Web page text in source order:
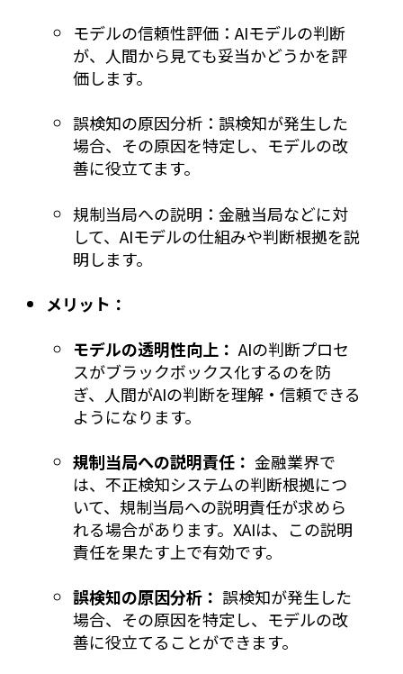
モデルの信頼性評価：AIモデルの判断
が、人間から見ても妥当かどうかを評
価します。
誤検知の原因分析：誤検知が発生した
場合、その原因を特定し、モデルの改
善に役立てます。
規制当局への説明：金融当局などに対
して、AIモデルの仕組みや判断根拠を説
明します。
メリット：
モデルの透明性向上： AIの判断プロセ
スがブラックボックス化するのを防
ぎ、人間がAIの判断を理解・信頼できる
ようになります。
規制当局への説明責任： 金融業界で
は、不正検知システムの判断根拠につ
いて、規制当局への説明責任が求めら
れる場合があります。XAIは、この説明
責任を果たす上で有効です。
誤検知の原因分析： 誤検知が発生した
場合、その原因を特定し、モデルの改
善に役立てることができます。